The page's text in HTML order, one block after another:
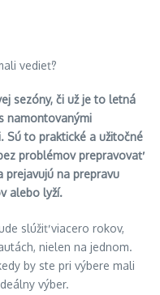
sezóny, či už je to letná
namontovanými
Sú to praktické a užitočné
problémov prepravovať
prejavujú na prepravu
alebo lyží.
slúžiť viacero rokov,
nielen na jednom.
by ste pri výbere mali
výber.